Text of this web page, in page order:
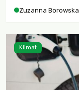
Zuzanna Borowska
Klimat